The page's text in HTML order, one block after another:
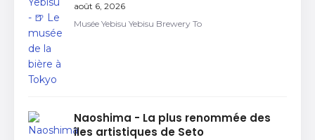
août 6, 2026
Musée Yebisu Yebisu Brewery To
Naoshima - La plus renommée des
îles artistiques de Seto